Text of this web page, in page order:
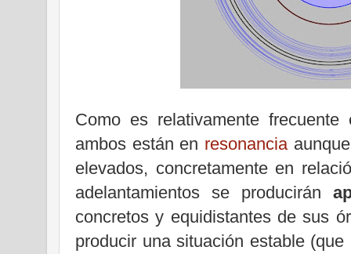
Como es relativamente
ambos están en resonancia
elevados, concretamente en
adelantamientos se producirán
concretos y equidistantes de sus
producir una situación estable